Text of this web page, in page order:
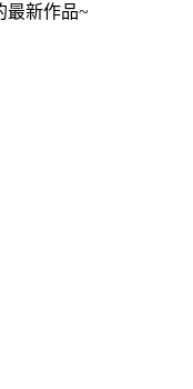
最新作品~